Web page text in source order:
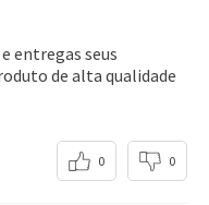
entregas seus
de alta qualidade
0 0